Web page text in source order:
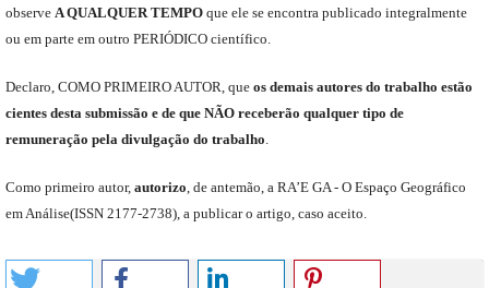
observe A QUALQUER TEMPOque elese encontra publicado integralmente
ou em parte em outro PERIÓDICOcientífico.
Declaro COMO PRIMEIRO AUTOR que os demais autores do trabalho estão
cientes desta submissão e de que NÃOreceberão qualquer tipo de
remuneração pela divulgação do trabalho
Como primeiro autor, autorizo de antemão, a RA’E GA - O Espaço Geográfico
em Análise(ISSN 2177-2738), a publicar o artigo, caso aceito.